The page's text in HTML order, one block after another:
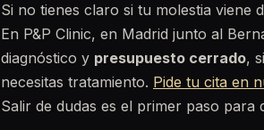
Si no tienes claro si tu molestia viene
En P&P Clinic, en Madrid junto al
diagnóstico y presupuesto cerrado,
necesitas tratamiento. Pide tu cita en
Salir de dudas es el primer paso para